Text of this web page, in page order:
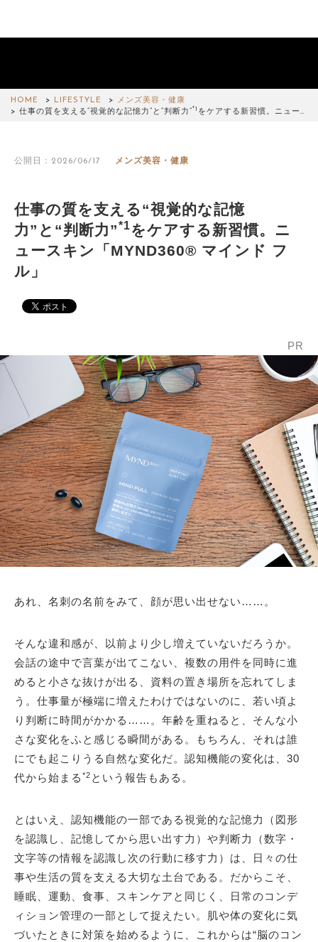
HOME LIFESTYLE
メンズ美容・健康
仕事の質を支える“視覚的な記憶力”と“判断力”*1 をケアする新習慣。ニュー…
公開日：2026/06/17 メンズ美容・健康
仕事の質を支える“視覚的な記憶
力”と“判断力”*1をケアする新習慣。ニ
ュースキン「MYND360® マインド フ
ル」
PR
あれ、名刺の名前をみて、顔が思い出せない……。
そんな違和感が、以前より少し増えていないだろうか。
会話の途中で言葉が出てこない、複数の用件を同時に進
めると小さな抜けが出る、資料の置き場所を忘れてしま
う。仕事量が極端に増えたわけではないのに、若い頃よ
り判断に時間がかかる……。年齢を重ねると、そんな小
さな変化をふと感じる瞬間がある。もちろん、それは誰
にでも起こりうる自然な変化だ。認知機能の変化は、30
代から始まる *2 という報告もある。
とはいえ、認知機能の一部である視覚的な記憶力（図形
を認識し、記憶してから思い出す力）や判断力（数字・
文字等の情報を認識し次の行動に移す力）は、日々の仕
事や生活の質を支える大切な土台である。だからこそ、
睡眠、運動、食事、スキンケアと同じく、日常のコンデ
ィション管理の一部として捉えたい。肌や体の変化に気
づいたときに対策を始めるように、これからは“脳のコン